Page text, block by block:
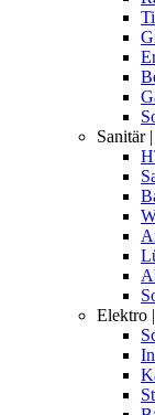
Sanitär
Elektro